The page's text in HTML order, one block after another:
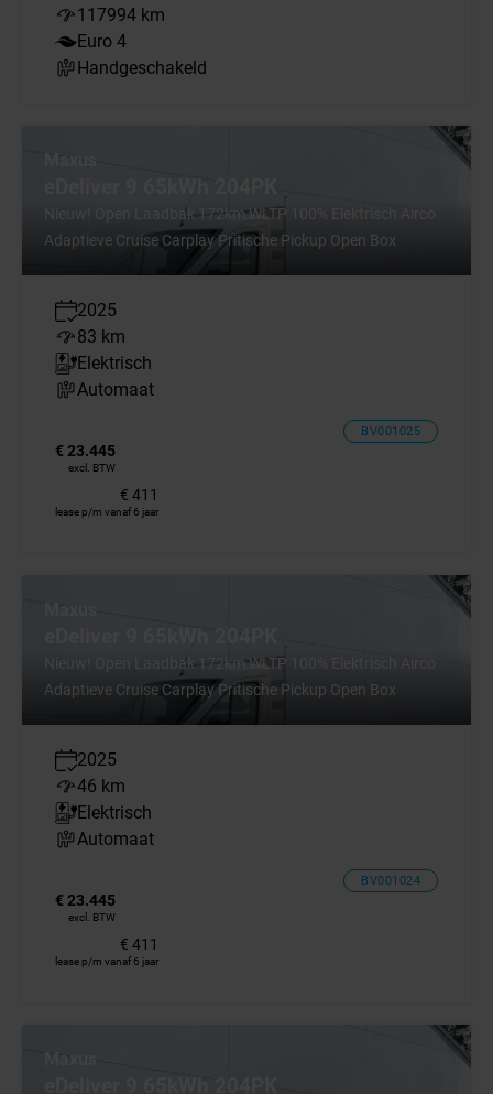
117994 km
Euro 4
Handgeschakeld
Maxus
Nieuw! Open Laadbak 172km WLTP 100% Elektrisch Airco
Adaptieve Cruise Carplay Pritische Pickup Open Box
2025
83 km
Elektrisch
Automaat
BV001025
€ 23.445
excl. BTW
€ 411
lease p/m vanaf 6 jaar
Maxus
Nieuw! Open Laadbak 172km WLTP 100% Elektrisch Airco
Adaptieve Cruise Carplay Pritische Pickup Open Box
2025
46 km
Elektrisch
Automaat
BV001024
€ 23.445
excl. BTW
€ 411
lease p/m vanaf 6 jaar
Maxus